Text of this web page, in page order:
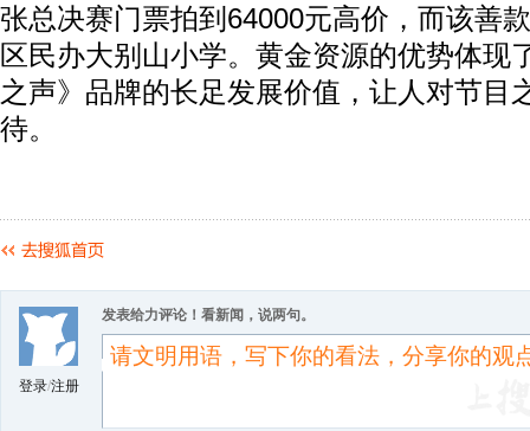
张总决赛门票拍到64000元高价，而该善
区民办大别山小学。黄金资源的优势体现
之声》品牌的长足发展价值，让人对节目
待。
登录/注册
发表给力评论！看新闻，说两句。